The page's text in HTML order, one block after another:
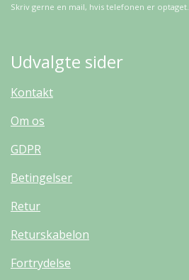
Skriv gerne en mail, hvis telefonen er optaget.
Udvalgte sider
Kontakt
Om os
GDPR
Betingelser
Retur
Returskabelon
Fortrydelse